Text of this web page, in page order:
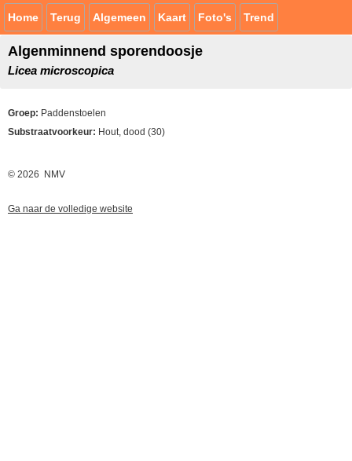
Home Terug Algemeen Kaart Foto's Trend
Algenminnend sporendoosje
Licea microscopica
Groep: Paddenstoelen
Substraatvoorkeur: Hout, dood (30)
© 2026 NMV
Ga naar de volledige website